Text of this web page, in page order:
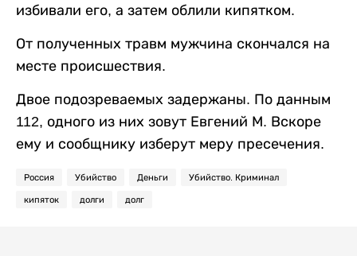
избивали его, а затем облили кипятком.
От полученных травм мужчина скончался на
месте происшествия.
Двое подозреваемых задержаны. По данным
112, одного из них зовут Евгений М. Вскоре
ему и сообщнику изберут меру пресечения.
Россия Убийство Деньги Убийство. Криминал
кипяток долги долг